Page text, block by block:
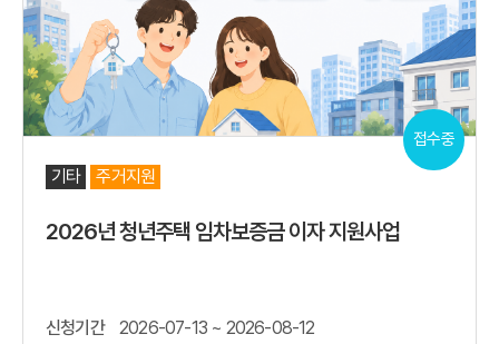
접수중
기타 주거지원
2026년 청년주택 임차보증금 이자 지원사업
신청기간
2026-07-13 ~ 2026-08-12